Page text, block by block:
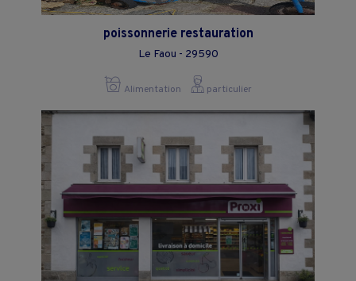
poissonnerie restauration
Le Faou - 29590
Alimentation particulier